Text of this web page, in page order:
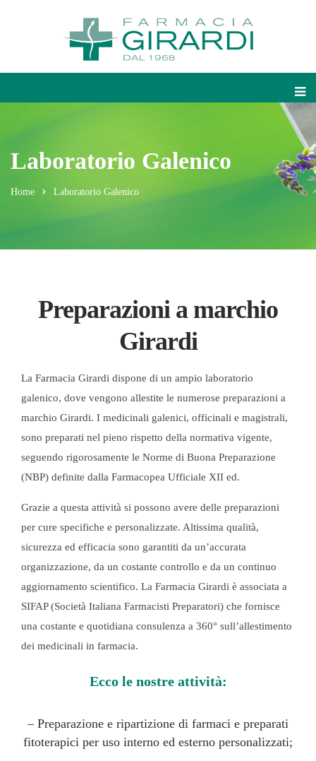
Laboratorio Galenico
Home Laboratorio Galenico
Preparazioni a marchio
Girardi
La Farmacia Girardi dispone di un ampio laboratorio
galenico, dove vengono allestite le numerose preparazioni a
marchio Girardi. I medicinali galenici, officinali e magistrali,
sono preparati nel pieno rispetto della normativa vigente,
seguendo rigorosamente le Norme di Buona Preparazione
(NBP) definite dalla Farmacopea Ufficiale XII ed.
Grazie a questa attività si possono avere delle preparazioni
per cure specifiche e personalizzate. Altissima qualità,
sicurezza ed efficacia sono garantiti da un’accurata
organizzazione, da un costante controllo e da un continuo
aggiornamento scientifico. La Farmacia Girardi è associata a
SIFAP (Società Italiana Farmacisti Preparatori) che fornisce
una costante e quotidiana consulenza a 360° sull’allestimento
dei medicinali in farmacia.
Ecco le nostre attività:
– Preparazione e ripartizione di farmaci e preparati
fitoterapici per uso interno ed esterno personalizzati;